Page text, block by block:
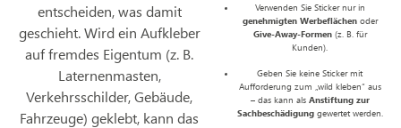
entscheiden, was damit
geschieht. Wird ein Aufkleber
auf fremdes Eigentum (z. B.
Laternenmasten,
Verkehrsschilder, Gebäude,
Fahrzeuge) geklebt, kann das
Verwenden Sie Sticker nur in
genehmigten Werbeflächenoder
Give-Away-Formen(z. B. für
Kunden).
Geben Sie keine Sticker mit
Aufforderung zum „wild kleben“ aus
– das kann als Anstiftung zur
Sachbeschädigunggewertet werden.